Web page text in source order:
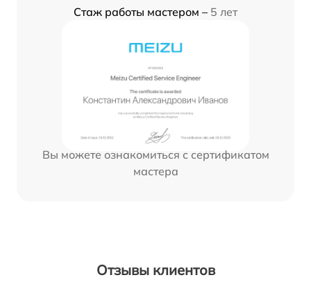
Стаж работы мастером – 5 лет
Вы можете ознакомиться с сертификатом
мастера
Отзывы клиентов